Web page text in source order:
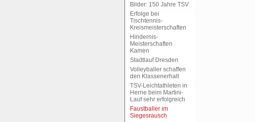
Bilder: 150 Jahre TSV
Erfolge bei
Tischtennis-
Kreismeisterschaften
Hindernis-
Meisterschaften
Kamen
Stadtlauf Dresden
Volleyballer schaffen
den Klassenerhalt
TSV-Leichtathleten in
Herne beim Martini-
Lauf sehr erfolgreich
Faustballer im
Siegesrausch